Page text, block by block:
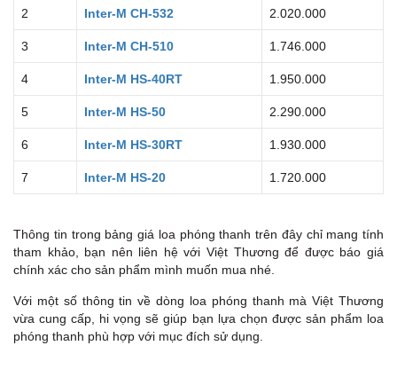
2 Inter-M CH-532 2.020.000
3 Inter-M CH-510 1.746.000
4 Inter-M HS-40RT 1.950.000
5 Inter-M HS-50 2.290.000
6 Inter-M HS-30RT 1.930.000
7 Inter-M HS-20 1.720.000
Thông tin trong bảng giá loa phóng thanh trên đây chỉ mang tính
tham khảo, bạn nên liên hệ với Việt Thương để được báo giá
chính xác cho sản phẩm mình muốn mua nhé.
Với một số thông tin về dòng loa phóng thanh mà Việt Thương
vừa cung cấp, hi vọng sẽ giúp bạn lựa chọn được sản phẩm loa
phóng thanh phù hợp với mục đích sử dụng.